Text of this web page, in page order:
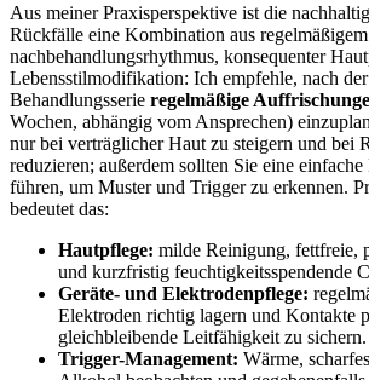
Aus meiner Praxisperspektive⁢ ist die
Rückfälle eine Kombination aus regelmäßigem⁢
nachbehandlungsrhythmus, konsequenter
Lebensstilmodifikation: Ich empfehle, nach
Behandlungsserie regelmäßige⁢
Wochen, abhängig vom Ansprechen)
nur bei verträglicher Haut⁣ zu steigern und bei
reduzieren; außerdem sollten ⁣Sie eine
führen, um Muster ⁣und Trigger zu erkennen.
bedeutet das:
Hautpflege: milde ⁣Reinigung, fettfreie,
und kurzfristig feuchtigkeitsspendende
Geräte- und Elektrodenpflege:
Elektroden richtig lagern und ​Kontakte
gleichbleibende Leitfähigkeit zu sichern.
Trigger-Management: Wärme,